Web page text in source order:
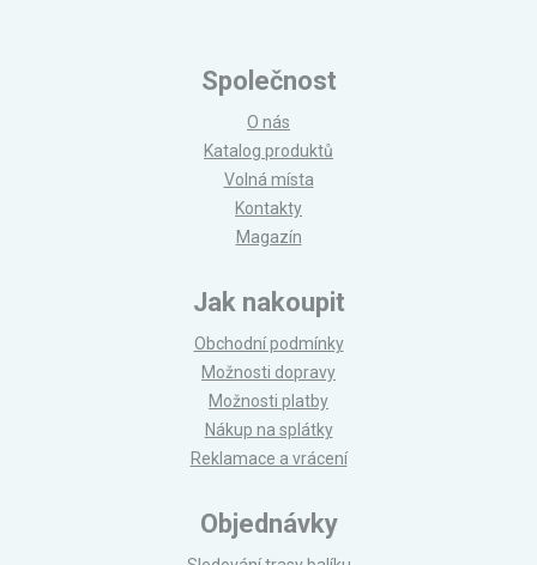
Společnost
O nás
Katalog produktů
Volná místa
Kontakty
Magazín
Jak nakoupit
Obchodní podmínky
Možnosti dopravy
Možnosti platby
Nákup na splátky
Reklamace a vrácení
Objednávky